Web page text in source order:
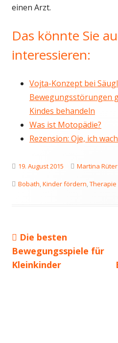
einen Arzt.
Das könnte Sie
interessieren:
Vojta-Konzept bei
Bewegungsstörungen
Kindes behandeln
Was ist Motopädie?
Rezension: Oje, ich
Veröffentlicht
am
19. August 2015 Autor
Martina Rüter
Schlagwörter
Bobath,Kinder fördern,Therapie
Beitragsnavigation
Vorheriger
Beitrag:
Die besten
Bewegungsspiele für
Kleinkinder